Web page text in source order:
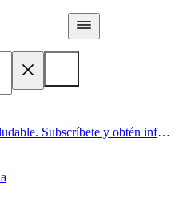
Acá comienza un estilo de vida saludable. Subscríbete y obtén información de primera mano